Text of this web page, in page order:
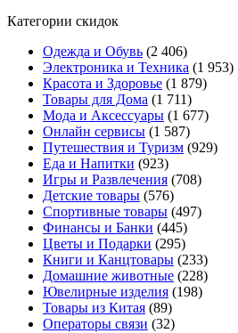
Категории скидок
Одежда и Обувь (2 406)
Электроника и Техника (1 953)
Красота и Здоровье (1 879)
Товары для Дома (1 711)
Мода и Аксессуары (1 677)
Онлайн сервисы (1 587)
Путешествия и Туризм (929)
Еда и Напитки (923)
Игры и Развлечения (708)
Детские товары (576)
Спортивные товары (497)
Финансы и Банки (445)
Цветы и Подарки (295)
Книги и Канцтовары (233)
Домашние животные (228)
Ювелирные изделия (198)
Товары из Китая (89)
Операторы связи (32)